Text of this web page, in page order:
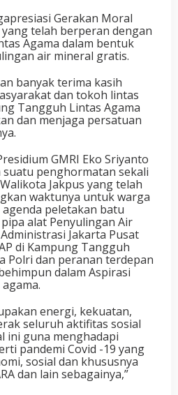
Gerakan Moral
telah berperan dengan
Agama dalam bentuk
air mineral gratis.
banyak terima kasih
dan tokoh lintas
Tangguh Lintas Agama
dan menjaga persatuan
GMRI Eko Sriyanto
suatu penghormatan sekali
Jakpus yang telah
waktunya untuk warga
agenda peletakan batu
alat Penyulingan Air
Jakarta Pusat
di Kampung Tangguh
Polri dan peranan terdepan
dalam Aspirasi
energi, kekuatan,
seluruh aktifitas sosial
ini guna menghadapi
pandemi Covid -19 yang
sosial dan khususnya
dan lain sebagainya,”